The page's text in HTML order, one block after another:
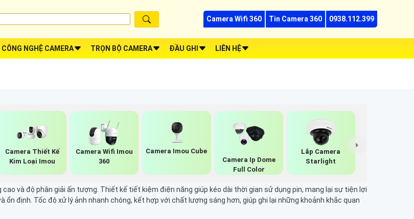
Camera Wifi 360 Tin Camera 360 0938.112.399
CÔNG NGHỆ CAMERA TRỌN BỘ CAMERA ĐẦU GHI LIÊN HỆ
Camera Thiết Kế
Kim Loại Imou
Camera Wifi Imou
360
Camera Imou Cube
Camera Ip Dome
Full Color
Lắp Camera
Starlight
và độ phân giải ấn tượng. Thiết kế tiết kiệm điện năng giúp kéo dài thời gian sử dụng pin, mang lại sự tiện lợi
ổn định. Tốc độ xử lý ảnh nhanh chóng, kết hợp với chất lượng sáng hơn, giúp ghi lại những khoảnh khắc quan